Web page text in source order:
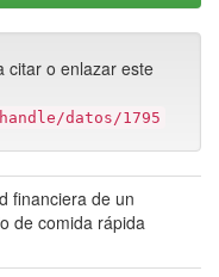
citar o enlazar este
datos/1795
financiera de un
de comida rápida